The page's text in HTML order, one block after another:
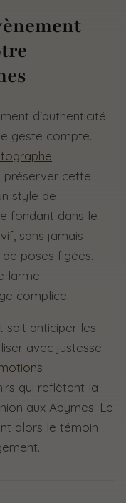
d'authenticité
geste compte.
préserver cette
style de
fondant dans le
sans jamais
poses figées,
larme
complice.
sait anticiper les
avec justesse.
qui reflètent la
aux Abymes. Le
alors le témoin